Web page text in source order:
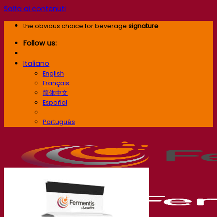
Salta ai contenuti
the obvious choice for beverage signature
Follow us:
Italiano
English
Français
简体中文
Español
Português